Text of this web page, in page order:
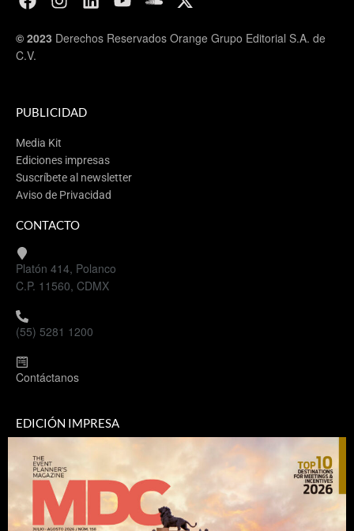
© 2023 Derechos Reservados Orange Grupo Editorial S.A. de
C.V.
PUBLICIDAD
Media Kit
Ediciones impresas
Suscríbete al newsletter
Aviso de Privacidad
CONTACTO
Platón 414, Polanco
C.P. 11560, CDMX
(55) 5281 1200
Contáctanos
EDICIÓN IMPRESA